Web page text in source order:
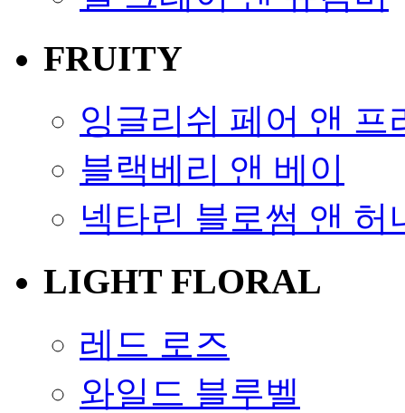
FRUITY
잉글리쉬 페어 앤 프
블랙베리 앤 베이
넥타린 블로썸 앤 허
LIGHT FLORAL
레드 로즈
와일드 블루벨